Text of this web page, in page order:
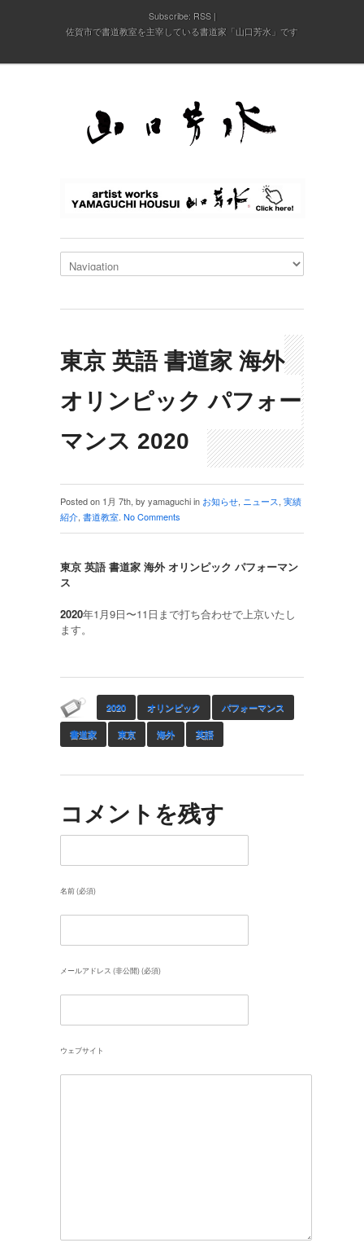
Subscribe: RSS
佐賀市で書道教室を主宰している書道家「山口芳水」です
東京 英語 書道家 海外
オリンピック パフォー
マンス 2020
Posted on 1月 7th, by yamaguchi in お知らせ, ニュース, 実績
紹介, 書道教室. No Comments
東京 英語 書道家 海外 オリンピック パフォーマン
ス
2020年1月9日〜11日まで打ち合わせで上京いたし
ます。
2020 オリンピック パフォーマンス
書道家 東京 海外 英語
コメントを残す
名前 (必須)
メールアドレス (非公開) (必須)
ウェブサイト